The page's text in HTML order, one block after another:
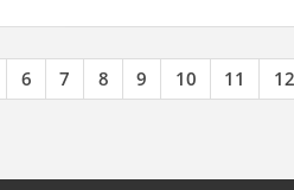
6 7 8 9 10 11 12